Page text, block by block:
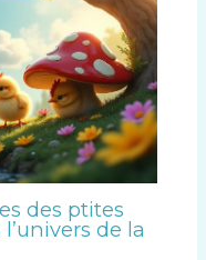
des ptites
de la